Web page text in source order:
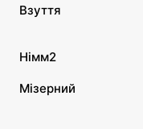
Взуття
Німм2
Мізерний